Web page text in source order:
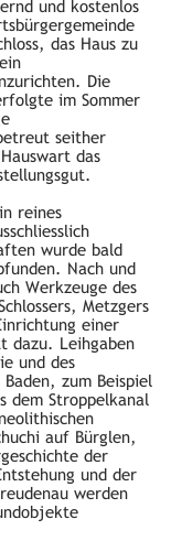
und kostenlos
das Haus zu
Die
im Sommer
seither
das
reines
wurde bald
Nach und
Werkzeuge des
Metzgers
einer
dazu. Leihgaben
und des
Baden, zum Beispiel
dem Stroppelkanal
auf Bürglen,
der
und der
werden